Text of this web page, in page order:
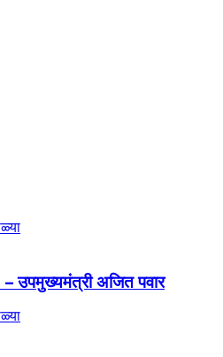
उपमुख्यमंत्री अजित पवार